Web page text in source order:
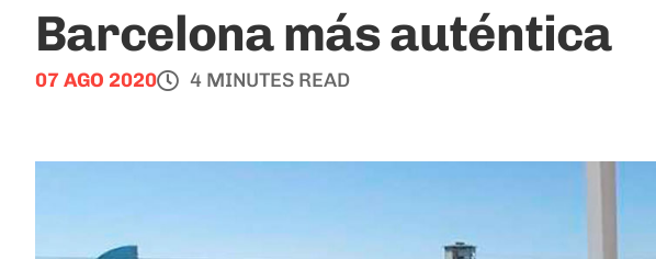
Barcelona más auténtica
07 AGO 2020 4 MINUTES READ